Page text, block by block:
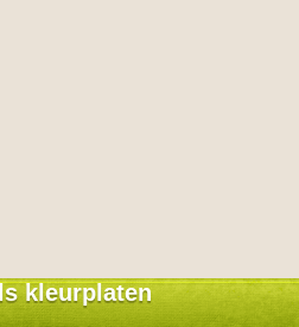
kleurplaten